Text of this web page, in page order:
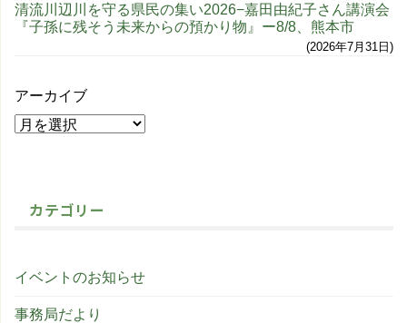
清流川辺川を守る県民の集い2026−嘉田由紀子さん講演会
『子孫に残そう未来からの預かり物』ー8/8、熊本市
2026年7月31日
アーカイブ
カテゴリー
イベントのお知らせ
事務局だより